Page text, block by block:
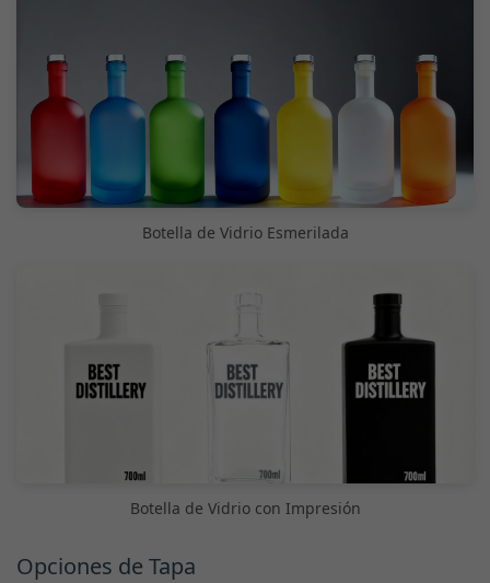
Botella de Vidrio Esmerilada
Botella de Vidrio con Impresión
Opciones de Tapa